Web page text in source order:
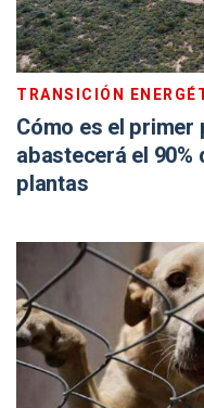
TRANSICIÓN
Cómo es el
abastecerá el 90%
plantas